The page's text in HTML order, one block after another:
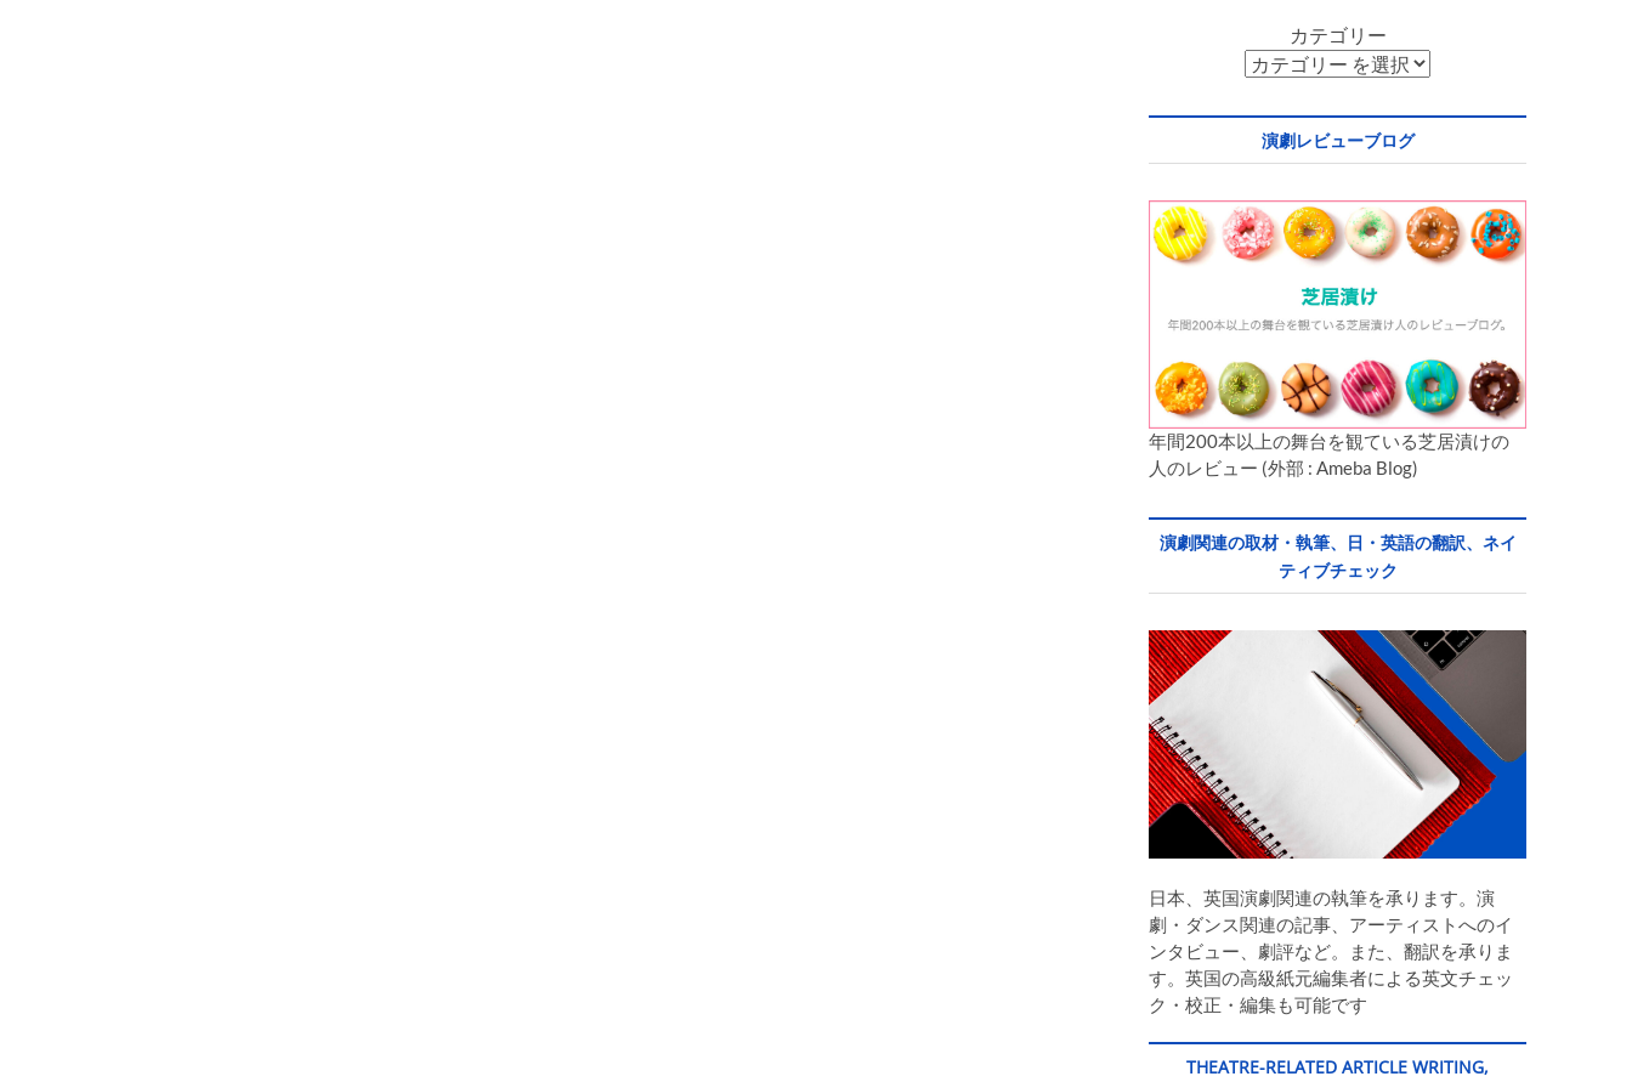
カテゴリー
演劇レビューブログ
年間200本以上の舞台を観ている芝居漬けの
人のレビュー (外部 : Ameba Blog)
演劇関連の取材・執筆、日・英語の翻訳、ネイ
ティブチェック
日本、英国演劇関連の執筆を承ります。演
劇・ダンス関連の記事、アーティストへのイ
ンタビュー、劇評など。また、翻訳を承りま
す。英国の高級紙元編集者による英文チェッ
ク・校正・編集も可能です
THEATRE-RELATED ARTICLE WRITING,